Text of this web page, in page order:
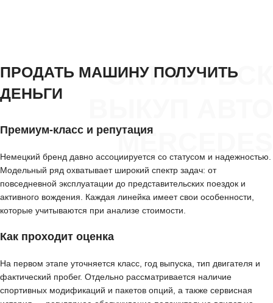
ОКТЯБРЬСК
MERCEDES
ПРОДАТЬ МАШИНУ ПОЛУЧИТЬ
ДЕНЬГИ
Премиум-класс и репутация
Немецкий бренд давно ассоциируется со статусом и надежностью.
Модельный ряд охватывает широкий спектр задач: от
повседневной эксплуатации до представительских поездок и
активного вождения. Каждая линейка имеет свои особенности,
которые учитываются при анализе стоимости.
Как проходит оценка
На первом этапе уточняется класс, год выпуска, тип двигателя и
фактический пробег. Отдельно рассматривается наличие
спортивных модификаций и пакетов опций, а также сервисная